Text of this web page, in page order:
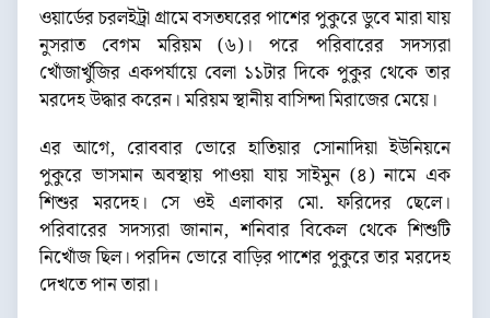
ওয়ার্ডের চরলইট্রা গ্রামে বসতঘরের পাশের পুকুরে ডুবে মারা যায়
নুসরাত বেগম মরিয়ম (৬)। পরে পরিবারের সদস্যরা
খোঁজাখুঁজির একপর্যায়ে বেলা ১১টার দিকে পুকুর থেকে তার
মরদেহ উদ্ধার করেন। মরিয়ম স্থানীয় বাসিন্দা মিরাজের মেয়ে।
এর আগে, রোববার ভোরে হাতিয়ার সোনাদিয়া ইউনিয়নে
পুকুরে ভাসমান অবস্থায় পাওয়া যায় সাইমুন (৪) নামে এক
শিশুর মরদেহ। সে ওই এলাকার মো. ফরিদের ছেলে।
পরিবারের সদস্যরা জানান, শনিবার বিকেল থেকে শিশুটি
নিখোঁজ ছিল। পরদিন ভোরে বাড়ির পাশের পুকুরে তার মরদেহ
দেখতে পান তারা।